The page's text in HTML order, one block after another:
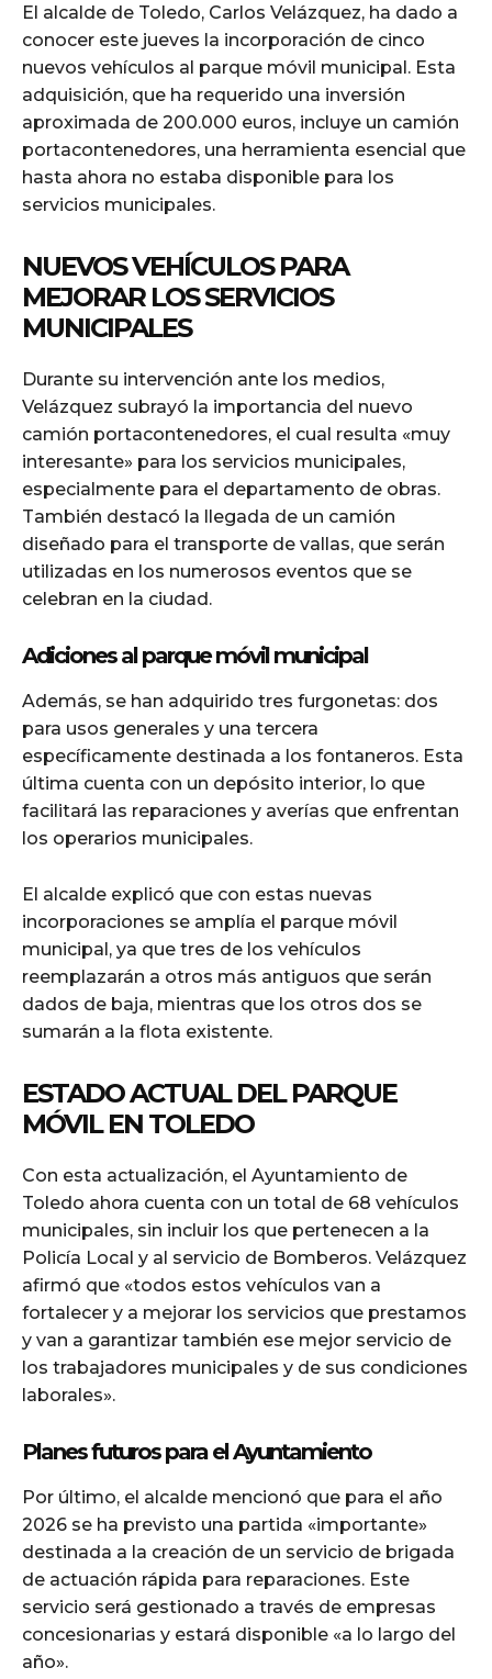
El alcalde de Toledo, Carlos Velázquez, ha dado a
conocer este jueves la incorporación de cinco
nuevos vehículos al parque móvil municipal. Esta
adquisición, que ha requerido una inversión
aproximada de 200.000 euros, incluye un camión
portacontenedores, una herramienta esencial que
hasta ahora no estaba disponible para los
servicios municipales.
NUEVOS VEHÍCULOS PARA
MEJORAR LOS SERVICIOS
MUNICIPALES
Durante su intervención ante los medios,
Velázquez subrayó la importancia del nuevo
camión portacontenedores, el cual resulta «muy
interesante» para los servicios municipales,
especialmente para el departamento de obras.
También destacó la llegada de un camión
diseñado para el transporte de vallas, que serán
utilizadas en los numerosos eventos que se
celebran en la ciudad.
Adiciones al parque móvil municipal
Además, se han adquirido tres furgonetas: dos
para usos generales y una tercera
específicamente destinada a los fontaneros. Esta
última cuenta con un depósito interior, lo que
facilitará las reparaciones y averías que enfrentan
los operarios municipales.
El alcalde explicó que con estas nuevas
incorporaciones se amplía el parque móvil
municipal, ya que tres de los vehículos
reemplazarán a otros más antiguos que serán
dados de baja, mientras que los otros dos se
sumarán a la flota existente.
ESTADO ACTUAL DEL PARQUE
MÓVIL EN TOLEDO
Con esta actualización, el Ayuntamiento de
Toledo ahora cuenta con un total de 68 vehículos
municipales, sin incluir los que pertenecen a la
Policía Local y al servicio de Bomberos. Velázquez
afirmó que «todos estos vehículos van a
fortalecer y a mejorar los servicios que prestamos
y van a garantizar también ese mejor servicio de
los trabajadores municipales y de sus condiciones
laborales».
Planes futuros para el Ayuntamiento
Por último, el alcalde mencionó que para el año
2026 se ha previsto una partida «importante»
destinada a la creación de un servicio de brigada
de actuación rápida para reparaciones. Este
servicio será gestionado a través de empresas
concesionarias y estará disponible «a lo largo del
año».